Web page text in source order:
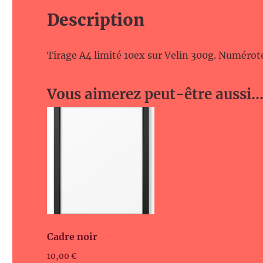
Description
Tirage A4 limité 10ex sur Velin 300g.
Vous aimerez peut-être aussi…
Cadre noir
10,00€